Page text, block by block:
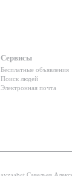
Сервисы
Бесплатные объявления
Поиск людей
Электронная почта